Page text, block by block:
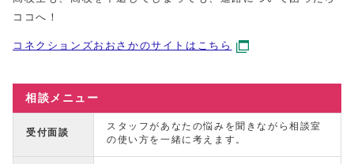
ココへ！
コネクションズおおさかのサイトはこちら
相談メニュー
受付面談
スタッフがあなたの悩みを聞きながら相談室
の使い方を一緒に考えます。